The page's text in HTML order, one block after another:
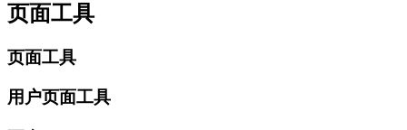
页面工具
页面工具
用户页面工具